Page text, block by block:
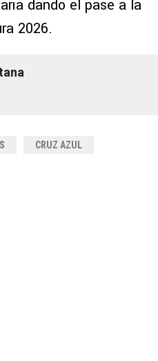
dando el pase a la
2026.
CRUZ AZUL